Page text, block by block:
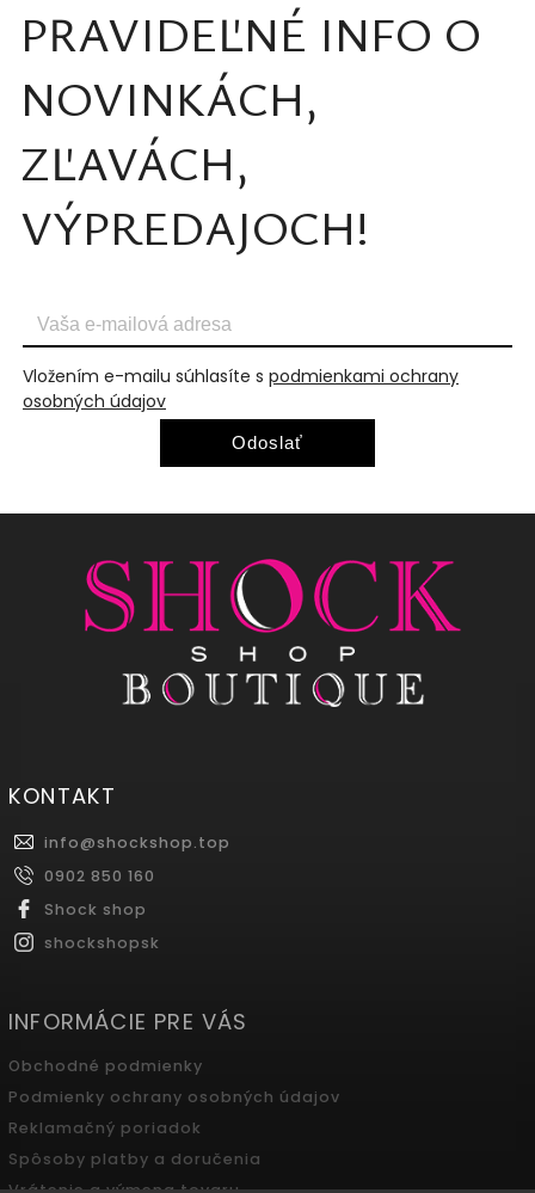
PRAVIDEĽNÉ INFO O
NOVINKÁCH,
ZĽAVÁCH,
VÝPREDAJOCH!
Vložením e-mailu súhlasíte s podmienkami ochrany
osobných údajov
Odoslať
KONTAKT
info@shockshop.top
0902 850 160
Shock shop
shockshopsk
INFORMÁCIE PRE VÁS
Obchodné podmienky
Podmienky ochrany osobných údajov
Reklamačný poriadok
Spôsoby platby a doručenia